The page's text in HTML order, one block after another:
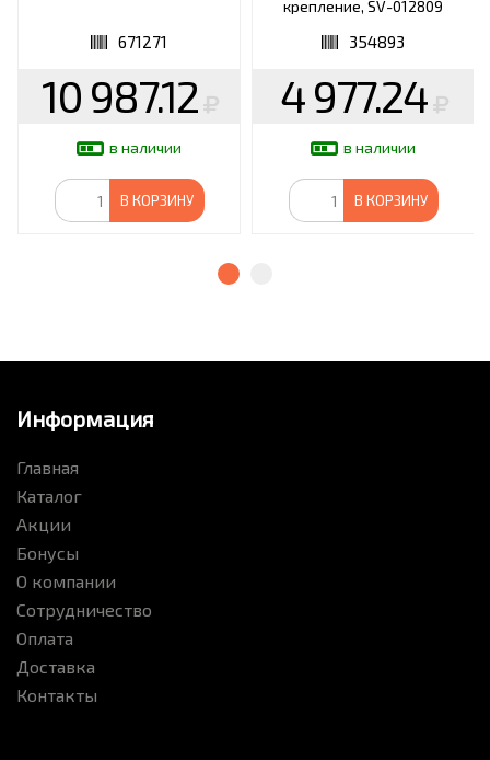
671271
10 987.12
в наличии
В КОРЗИНУ
крепление, SV-012809
354893
4 977.24
в наличии
В КОРЗИНУ
Информация
Главная
Каталог
Акции
Бонусы
О компании
Сотрудничество
Оплата
Доставка
Контакты